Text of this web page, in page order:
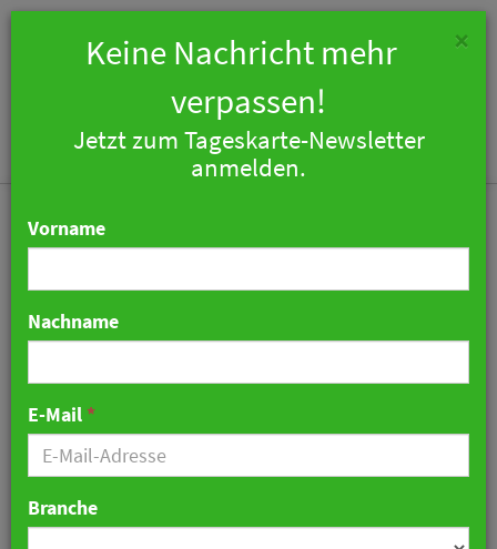
Gastronomiekonzept
„Kneipe 80“ soll über
München hinaus
expandieren
31. März 2026 07:46 Uhr| Gastronomie
×
Keine Nachricht mehr
verpassen!
Jetzt zum Tageskarte-Newsletter
anmelden.
Vorname
Nachname
E-Mail *
Branche